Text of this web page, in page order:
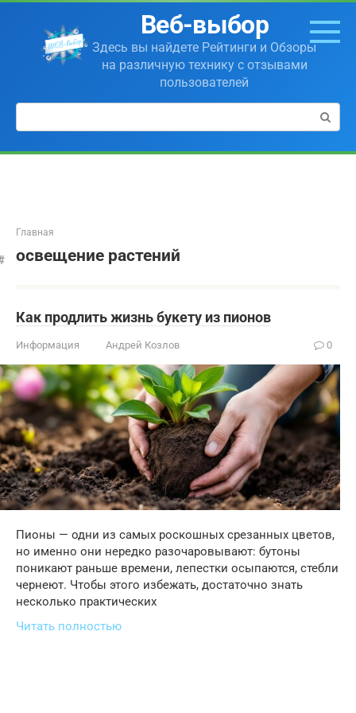
Перейти
контенту
Веб-выбор
Здесь вы найдете Рейтинги и Обзоры
на различную технику с отзывами
пользователей
Поиск:
Главная
освещение растений
Как продлить жизнь букету из пионов
Информация Андрей Козлов 0
Пионы — одни из самых роскошных срезанных цветов,
но именно они нередко разочаровывают: бутоны
поникают раньше времени, лепестки осыпаются, стебли
чернеют. Чтобы этого избежать, достаточно знать
несколько практических
Читать полностью